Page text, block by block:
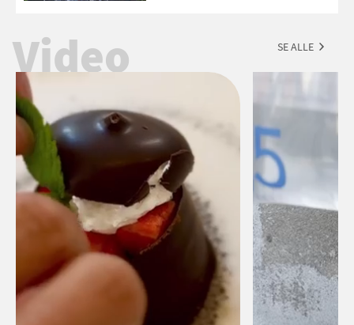
Video SE ALLE